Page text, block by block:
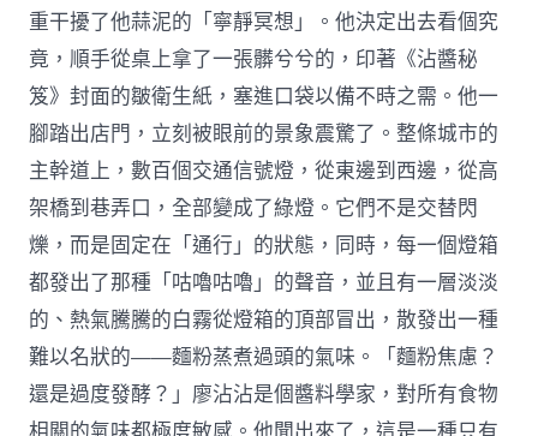
重干擾了他蒜泥的「寧靜冥想」。他決定出去看個究
竟，順手從桌上拿了一張髒兮兮的，印著《沾醬秘
笈》封面的皺衛生紙，塞進口袋以備不時之需。他一
腳踏出店門，立刻被眼前的景象震驚了。整條城市的
主幹道上，數百個交通信號燈，從東邊到西邊，從高
架橋到巷弄口，全部變成了綠燈。它們不是交替閃
爍，而是固定在「通行」的狀態，同時，每一個燈箱
都發出了那種「咕嚕咕嚕」的聲音，並且有一層淡淡
的、熱氣騰騰的白霧從燈箱的頂部冒出，散發出一種
難以名狀的——麵粉蒸煮過頭的氣味。「麵粉焦慮？
還是過度發酵？」廖沾沾是個醬料學家，對所有食物